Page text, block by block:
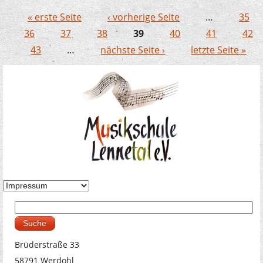
Seiten
« erste Seite ‹ vorherige Seite …
35
36
37 38 39 40 41
42
43
… nächste Seite › letzte Seite »
Suchformular
Brüderstraße 33
58791 Werdohl